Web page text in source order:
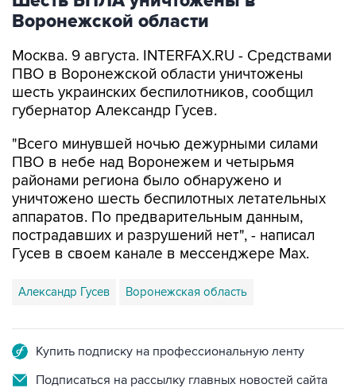
Москва. 9 августа. INTERFAX.RU - Средствами
шесть украинских беспилотников, сообщил
губернатор Александр Гусев.
"Всего минувшей ночью дежурными силами
районами региона было обнаружено и
уничтожено шесть беспилотных летательных
аппаратов. По предварительным данным,
пострадавших и разрушений нет", - написал
Гусев в своем канале в мессенджере Max.
Александр Гусев Воронежская область
Подписаться на рассылку главных новостей сайта
Получать оперативные новости в официальном